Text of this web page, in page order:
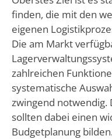
finden, die mit den
eigenen
Die am Markt
zahlreichen
systematische
zwingend notwendig.
sollten dabei einen
Budgetplanung